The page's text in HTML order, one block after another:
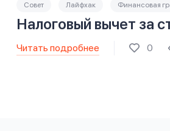
Совет Лайфхак Финансовая
Налоговый вычет за
Читать подробнее 0